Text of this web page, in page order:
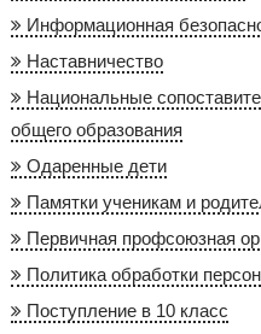
Информационная
Наставничество
Национальные
общего образования
Одаренные дети
Памятки ученикам и
Первичная профсоюзная
Политика обработки
Поступление в 10 класс